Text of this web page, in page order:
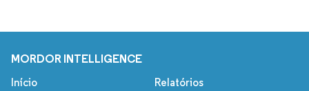
MORDOR INTELLIGENCE
Início Relatórios